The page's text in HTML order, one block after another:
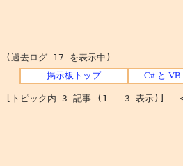
(過去ログ 17 を表示中)
掲示板トップ C# と
[トピック内 3 記事 (1 - 3 表示)]